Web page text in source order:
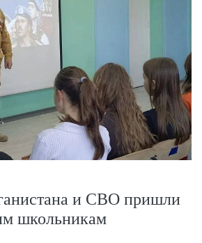
и СВО пришли
школьникам